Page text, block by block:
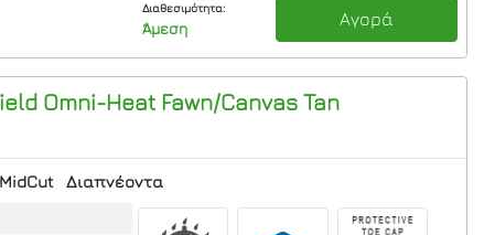
Διαθεσιμότητα:
Άμεση Αγορά
Omni-HeatFawn/Canvas Tan
MidCut Διαπνέοντα